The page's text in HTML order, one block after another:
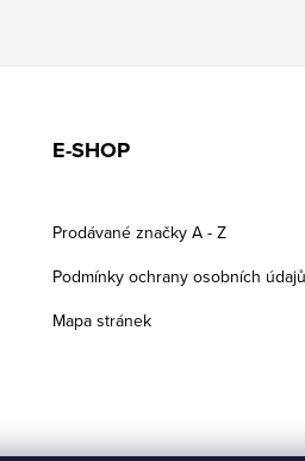
E-SHOP
Prodávané značky A - Z
Podmínky ochrany osobních údajů
Mapa stránek